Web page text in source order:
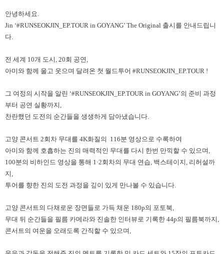
안녕하세요.
Jin ‘#RUNSEOKJIN_EP.TOUR in GOYANG’ The Original 출시를 안내드립니
다.
전 세계 10개 도시, 20회 공연,
아미와 함께 울고 웃으며 달려온 첫 월드투어 #RUNSEOKJIN_EP.TOUR !
그 여정의 시작을 알린 ‘#RUNSEOKJIN_EP.TOUR in GOYANG’의 준비 과정
부터 공연 실황까지,
찬란했던 도전의 순간들을 생생하게 담아냈습니다.
고양 콘서트 2회차 무대를 4K화질의 116분 영상으로 수록하여
아미와 함께 호흡하는 진의 매력적인 무대를 다시 한번 만끽할 수 있으며,
100분의 비하인드 영상을 통해 1·2회차의 무대 연습, 백스테이지, 리허설까
지,
투어를 향한 진의 도전 과정을 깊이 있게 만나볼 수 있습니다.
고양 콘서트의 다채로운 장면들로 가득 채운 180p의 포토북,
무대 뒤 순간들을 필름 카메라와 진솔한 인터뷰로 기록한 44p의 필름북까지,
콘서트의 여운을 오래도록 간직할 수 있으며,